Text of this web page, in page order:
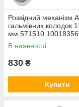
Розвідний механізм
гальмівних колодок
мм 571510 10018356
В наявності
830 ₴
Купити